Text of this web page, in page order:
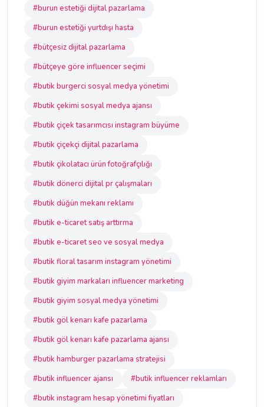
#burun estetiği dijital pazarlama
#burun estetiği yurtdışı hasta
#bütçesiz dijital pazarlama
#bütçeye göre influencer seçimi
#butik burgerci sosyal medya yönetimi
#butik çekimi sosyal medya ajansı
#butik çiçek tasarımcısı instagram büyüme
#butik çiçekçi dijital pazarlama
#butik çikolatacı ürün fotoğrafçılığı
#butik dönerci dijital pr çalışmaları
#butik düğün mekanı reklamı
#butik e-ticaret satış arttırma
#butik e-ticaret seo ve sosyal medya
#butik floral tasarım instagram yönetimi
#butik giyim markaları influencer marketing
#butik giyim sosyal medya yönetimi
#butik göl kenarı kafe pazarlama
#butik göl kenarı kafe pazarlama ajansı
#butik hamburger pazarlama stratejisi
#butik influencer ajansı
#butik influencer reklamları
#butik instagram hesap yönetimi fiyatları